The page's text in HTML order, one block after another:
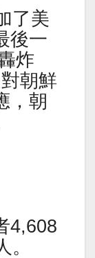
了美
後一
炸
朝鮮
，朝
4,608